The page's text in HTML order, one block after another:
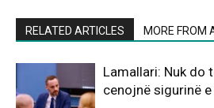
RELATED ARTICLES MORE FROM
Lamallari: Nuk do
cenojnë sigurinë